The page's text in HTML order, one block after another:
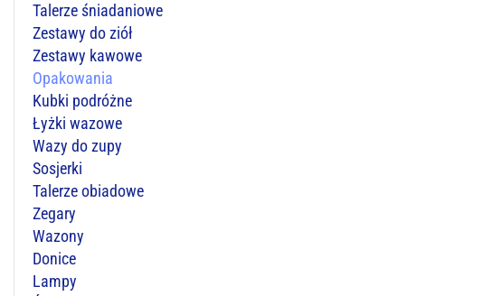
Talerze śniadaniowe
Zestawy do ziół
Zestawy kawowe
Opakowania
Kubki podróżne
Łyżki wazowe
Wazy do zupy
Sosjerki
Talerze obiadowe
Zegary
Wazony
Donice
Lampy